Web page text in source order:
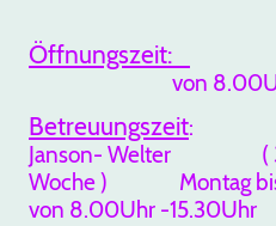
Öffnungszeit:
von 8.00Uhr -
Betreuungszeit:
Janson- Welter (
Woche )
von 8.00Uhr -15.30Uhr